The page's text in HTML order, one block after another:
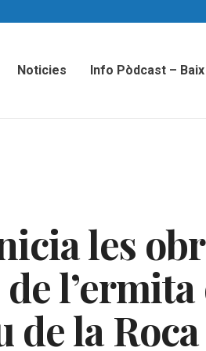
Noticies Info Pòdcast – Baix
les
l’ermita
de la Roca